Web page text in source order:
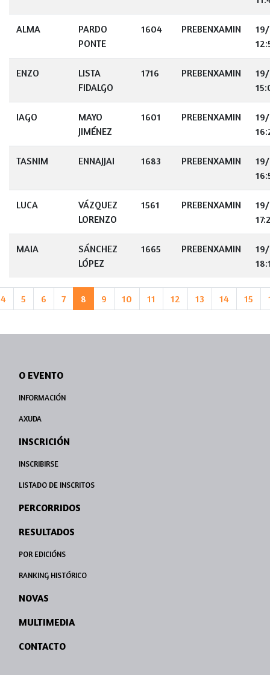
ALMA
PARDO
PONTE
1604 PREBENXAMIN
ENZO
LISTA
FIDALGO
1716 PREBENXAMIN
IAGO
MAYO
JIMÉNEZ
1601 PREBENXAMIN
TASNIM ENNAJJAI 1683 PREBENXAMIN
LUCA
VÁZQUEZ
LORENZO
1561 PREBENXAMIN
MAIA
SÁNCHEZ
LÓPEZ
1665 PREBENXAMIN
4 5 6 7 8 9 10 11 12 13 14 15
O EVENTO
INFORMACIÓN
AXUDA
INSCRICIÓN
INSCRIBIRSE
LISTADO DE INSCRITOS
PERCORRIDOS
RESULTADOS
POR EDICIÓNS
RANKING HISTÓRICO
NOVAS
MULTIMEDIA
CONTACTO